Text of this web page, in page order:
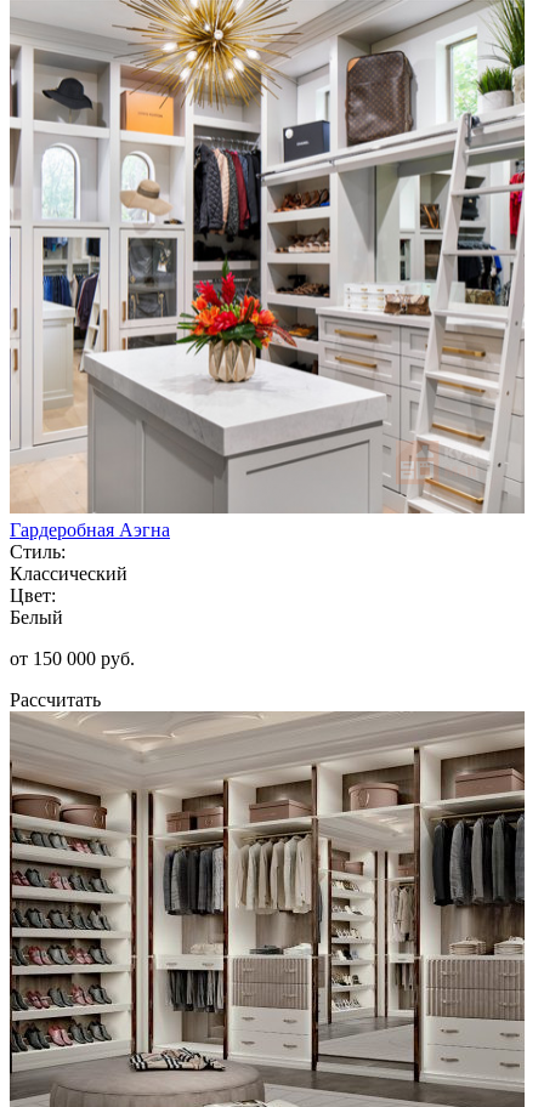
Гардеробная Аэгна
Стиль:
Классический
Цвет:
Белый
от 150 000 руб.
Рассчитать